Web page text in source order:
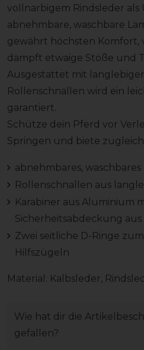
vollnarbigem Rindsleder als
abnehmbare, waschbare
gewährt höchsten
dämpft etwaige Stöße und
Ausgestattet mit
Rollenschnallen wird ein
garantiert.
Schütze dein Pferd vor
Springen und biete
abnehmbares, waschbares
Rollenschnallen aus
Karabiner aus Aluminium
Sicherheitsabdeckung
Zwei seitliche D-Ringe
Hilfszügeln
Material: Kalbsleder,
Wie hat dir die
gefallen?